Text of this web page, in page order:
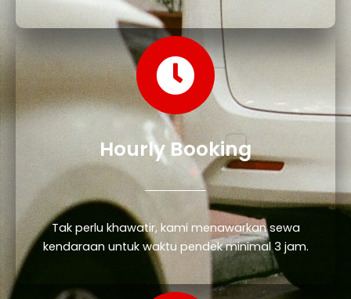
Hourly Booking
Tak perlu khawatir, kami menawarkan sewa
kendaraan untuk waktu pendek minimal 3 jam.